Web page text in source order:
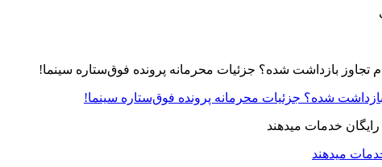
شده؟ جزئیات محرمانه پرونده فوق‌ستاره سینما!
میدهند